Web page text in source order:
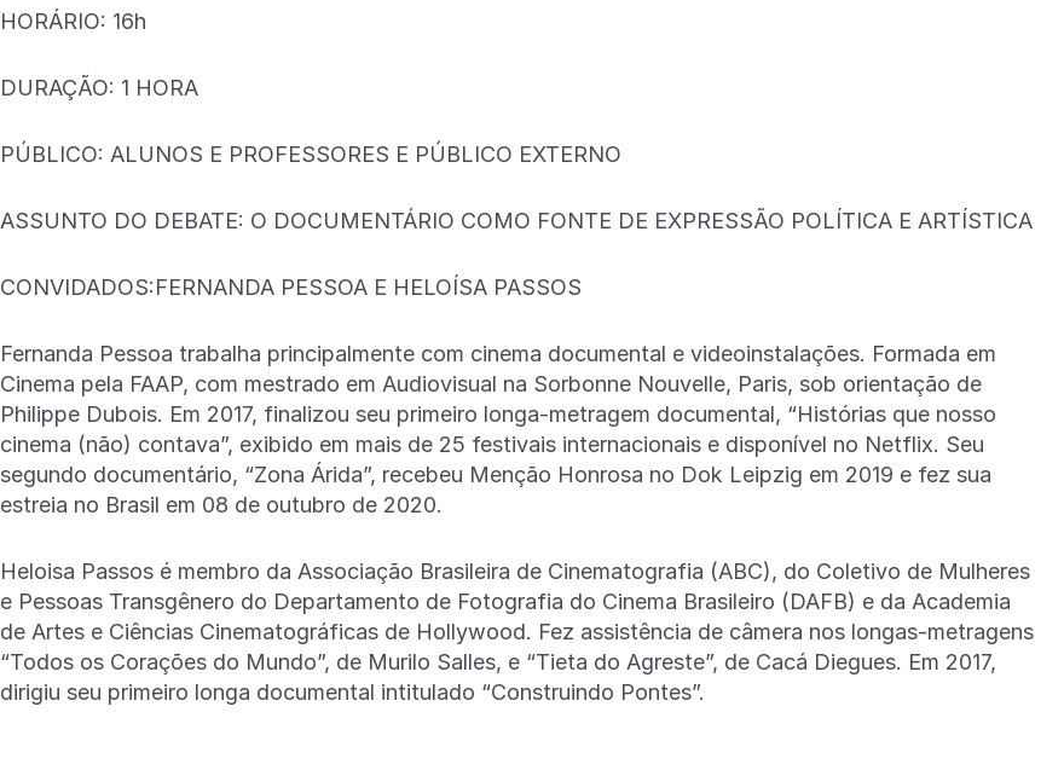
HORÁRIO: 16h
DURAÇÃO: 1 HORA
PÚBLICO: ALUNOS E PROFESSORES E PÚBLICO EXTERNO
ASSUNTO DO DEBATE: O DOCUMENTÁRIO COMO FONTE DE EXPRESSÃO POLÍTICA E ARTÍSTICA
CONVIDADOS:FERNANDA PESSOA E HELOÍSA PASSOS
Fernanda Pessoa trabalha principalmente com cinema documental e videoinstalações. Formada em
Cinema pela FAAP, com mestrado em Audiovisual na Sorbonne Nouvelle, Paris, sob orientação de
Philippe Dubois. Em 2017, finalizou seu primeiro longa-metragem documental, “Histórias que nosso
cinema (não) contava”, exibido em mais de 25 festivais internacionais e disponível no Netflix. Seu
segundo documentário, “Zona Árida”, recebeu Menção Honrosa no Dok Leipzig em 2019 e fez sua
estreia no Brasil em 08 de outubro de 2020.
Heloisa Passos é membro da Associação Brasileira de Cinematografia (ABC), do Coletivo de Mulheres
e Pessoas Transgênero do Departamento de Fotografia do Cinema Brasileiro (DAFB) e da Academia
de Artes e Ciências Cinematográficas de Hollywood. Fez assistência de câmera nos longas-metragens
“Todos os Corações do Mundo”, de Murilo Salles, e “Tieta do Agreste”, de Cacá Diegues. Em 2017,
dirigiu seu primeiro longa documental intitulado “Construindo Pontes”.